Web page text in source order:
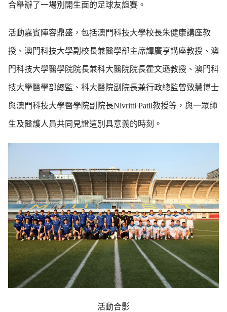
合舉辦了一場別開生面的足球友誼賽。
活動嘉賓陣容鼎盛，包括澳門科技大學校長朱健康講座教
授、澳門科技大學副校長兼醫學部主席譚廣亨講座教授、澳
門科技大學醫學院院長兼科大醫院院長霍文遜教授、澳門科
技大學醫學部總監、科大醫院副院長兼行政總監曾致慧博士
與澳門科技大學醫學院副院長Nivritti Patil教授等，與一眾師
生及醫護人員共同見證這別具意義的時刻。
活動合影